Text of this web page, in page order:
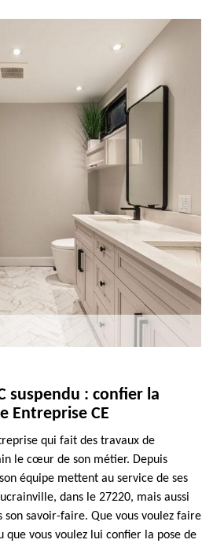
suspendu : confier la
Entreprise CE
qui fait des travaux de
le cœur de son métier. Depuis
équipe mettent au service de ses
dans le 27220, mais aussi
son savoir-faire. Que vous voulez faire
vous voulez lui confier la pose de